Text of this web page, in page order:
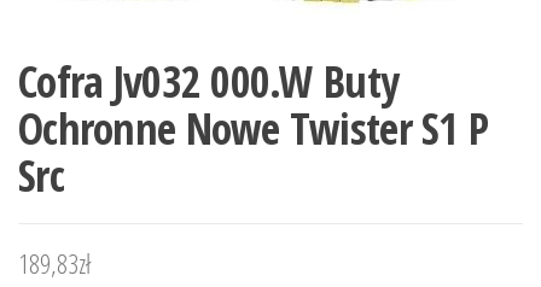
Cofra Jv032 000.W Buty
Ochronne Nowe Twister S1 P
Src
189,83zł